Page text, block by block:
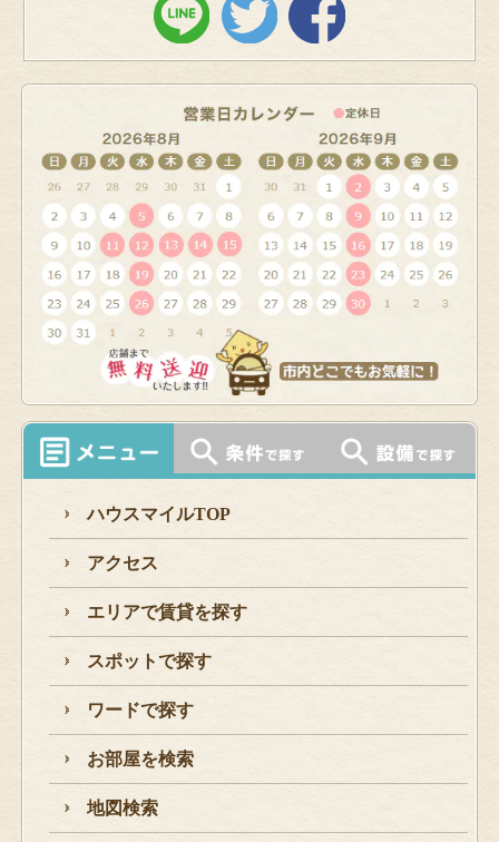
ハウスマイルTOP
アクセス
エリアで賃貸を探す
スポットで探す
ワードで探す
お部屋を検索
地図検索